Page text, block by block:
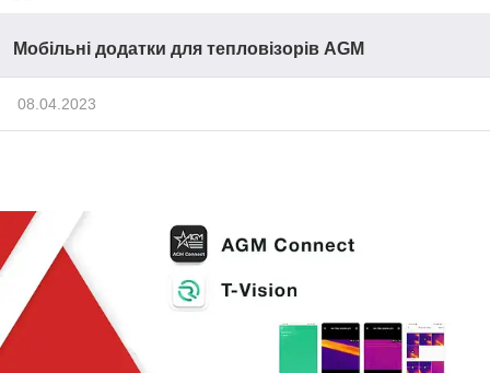
Мобільні додатки для тепловізорів AGM
08.04.2023